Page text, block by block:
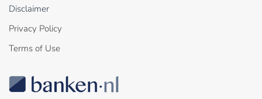
Disclaimer
Privacy Policy
Terms of Use